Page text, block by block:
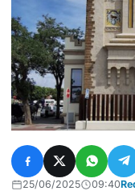
25/06/2025 09:40